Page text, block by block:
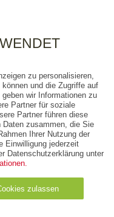
zu personalisieren,
und die Zugriffe auf
wir Informationen zu
Partner für soziale
Partner führen diese
Daten zusammen, die Sie
Ihrer Nutzung der
Einwilligung jederzeit
Datenschutzerklärung unter
zulassen